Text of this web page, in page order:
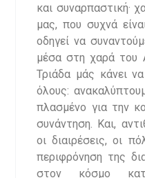
και συναρπαστική·
μας, που συχνά
οδηγεί να
μέσα στη χαρά του
Τριάδα μάς κάνει
όλους:
πλασμένο για την
συνάντηση. Και,
οι διαιρέσεις, οι
περιφρόνηση της
στον κόσμο